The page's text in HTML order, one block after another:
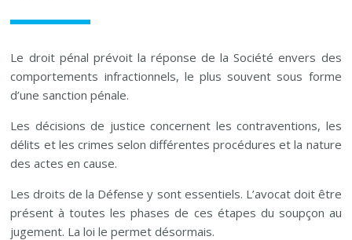
Le droit pénal prévoit la réponse de la Société envers des
comportements infractionnels, le plus souvent sous forme
d’une sanction pénale.
Les décisions de justice concernent les contraventions, les
délits et les crimes selon différentes procédures et la nature
des actes en cause.
Les droits de la Défense y sont essentiels. L’avocat doit être
présent à toutes les phases de ces étapes du soupçon au
jugement. La loi le permet désormais.